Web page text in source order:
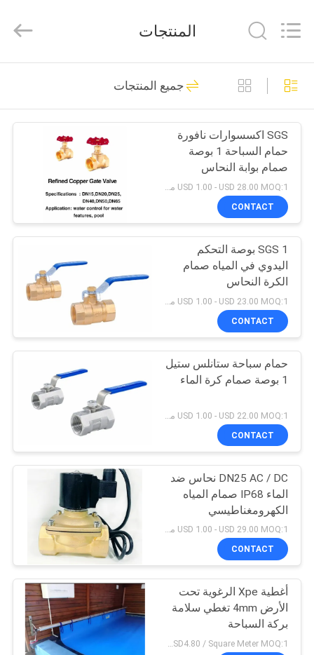
الصفحة
الرئيسية
منتجات
معلومات
جولة
المعمل
مراقبة
الجودة
اتصل
اطلب
اقتباس
NEWS
خريطة
الموقع
water
co,.ltd.
Reserved.
اكسسوارات نافورة
حمام السباحة
123
فوهات النافورة
الراقصة
274
فوهة نافورة رقائقية
30
فوهة ضباب المياه
24
المنتجات
جميع المنتجات
SGS اكسسوارات نافورة
حمام السباحة 1 بوصة
صمام بوابة النحاس
USD 1.00 - USD 28.00 MOQ:1 مجموعة
CONTACT
SGS 1 بوصة التحكم
اليدوي في المياه صمام
الكرة النحاس
CONTACT
حمام سباحة ستانلس ستيل
1 بوصة صمام كرة الماء
CONTACT
DN25 AC / DC نحاس ضد
الماء IP68 صمام المياه
الكهرومغناطيسي
USD 1.00 - USD 29.00 MOQ:1 مجموعة
CONTACT
أغطية Xpe الرغوية تحت
الأرض 4mm تغطي سلامة
بركة السباحة
USD3.5.00 - USD4.80 / Square Meter MOQ:1 قطعة